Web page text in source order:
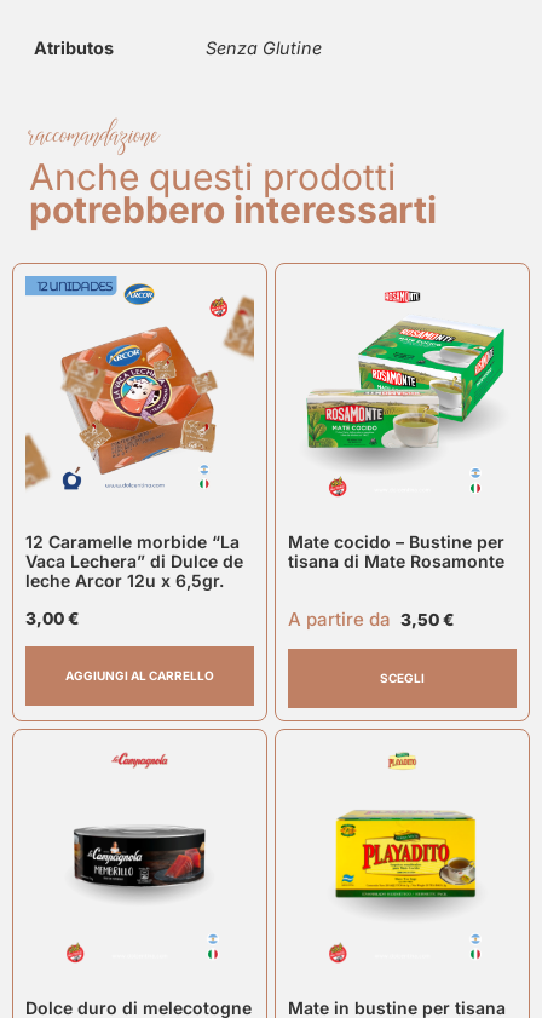
Atributos Senza Glutine
raccomandazione
Anche questi prodotti
potrebbero interessarti
12 Caramelle morbide “La
Vaca Lechera” di Dulce de
leche Arcor 12u x 6,5gr.
3,00€
AGGIUNGI AL CARRELLO
Mate cocido – Bustine per
tisana di Mate Rosamonte
A partire da 3,50€
SCEGLI
Dolce duro di melecotogne
Mate in bustine per tisana